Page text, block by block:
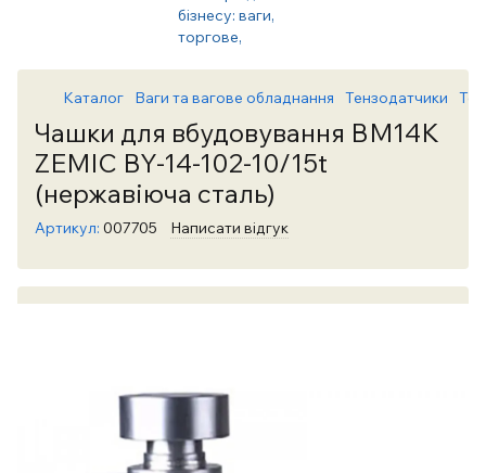
Каталог Ваги та вагове обладнання Тензодатчики
Чашки для вбудовування BM14K
ZEMIC BY-14-102-10/15t
(нержавіюча сталь)
Артикул: 007705 Написати відгук